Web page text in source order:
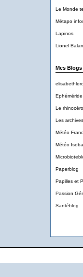
Le Monde
Métapo
Lapinos
Lionel
Mes Blogs
Le
Les
Météo
Météo
Paperblog
Papilles et
Passion
Santéblog